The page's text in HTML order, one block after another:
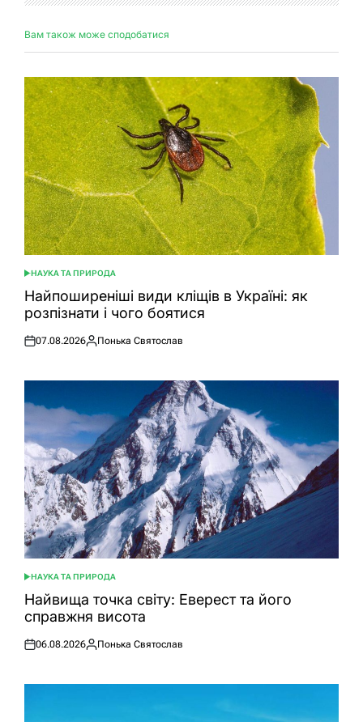
Вам також може сподобатися
ОПУБЛІКУВАТИ
У
НАУКА ТА ПРИРОДА
Найпоширеніші види кліщів в Україні: як
розпізнати і чого боятися
Оприлюднено
07.08.2026
Опубліковано
Понька Святослав
ОПУБЛІКУВАТИ
У
НАУКА ТА ПРИРОДА
Найвища точка світу: Еверест та його
справжня висота
Оприлюднено
06.08.2026
Опубліковано
Понька Святослав